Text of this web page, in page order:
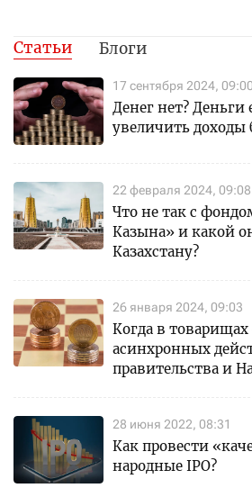
Статьи Блоги
17 сентября 2024, 09:00
Денег нет? Деньги
увеличить
22 февраля 2024, 09:08
Что не так с
Казына» и какой
Казахстану?
26 января 2024, 09:03
Когда в товарищах
асинхронных
правительства и
28 июня 2022, 08:31
Как провести
народные IPO?